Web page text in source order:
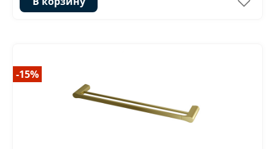
-15%